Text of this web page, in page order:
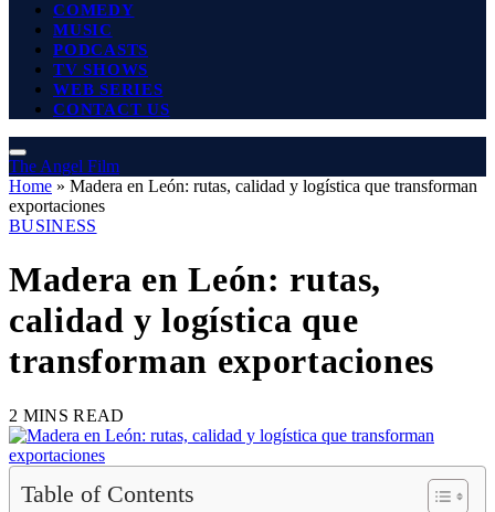
COMEDY
MUSIC
PODCASTS
TV SHOWS
WEB SERIES
CONTACT US
The Angel Film
Home » Madera en León: rutas, calidad y logística que transforman
exportaciones
BUSINESS
Madera en León: rutas,
calidad y logística que
transforman exportaciones
2 MINS READ
Table of Contents